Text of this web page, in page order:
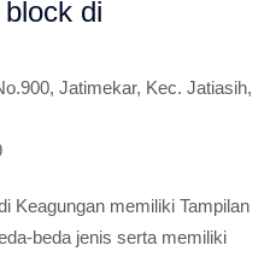
di
Jatimekar, Kec. Jatiasih,
Keagungan memiliki Tampilan
beda jenis serta memiliki